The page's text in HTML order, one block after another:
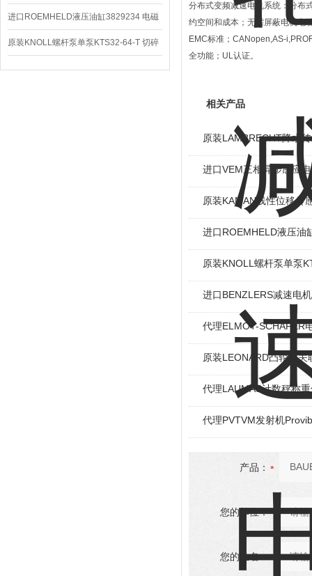
编码器
进口ROEMHELD液压油缸3829234 电磁
阀定位器
原装KNOLL螺杆泵单泵KTS32-64-T 切碎
排屑机
分布式变频减速电机系统：分布
约空间和成本；无需屏蔽电机电
EMC标准；CANopen,AS-
全功能；UL认证。
相关产品
原装LAMBRECHT降水
进口VEM三相异步感应
原装KAMAN线性位移传
进口ROEMHELD液压油
原装KNOLL螺杆泵单泵
进口BENZLERS减速电
代理ELMOT-SCHAFER
原装LEONARD凸轮开关
代理LAUMAS计数秤称
代理PVTVM发射机
产品：
您的单位：
您的姓名：